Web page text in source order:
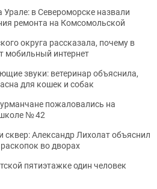
в Североморске назвали
ремонта на Комсомольской
округа рассказала, почему в
мобильный интернет
звуки: ветеринар объяснила,
для кошек и собак
пожаловались на
школе № 42
Александр Лихолат объяснил
во дворах
пятиэтажке один человек